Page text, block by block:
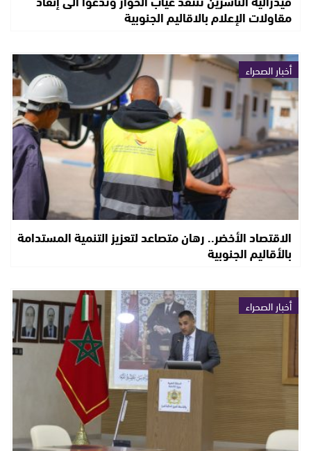
مقاولات الإعلام بالاقاليم الجنوبية
أخبار الصحراء
الاقتصاد الأخضر.. رهان متصاعد لتعزيز التنمية المستدامة
بالأقاليم الجنوبية
أخبار الصحراء